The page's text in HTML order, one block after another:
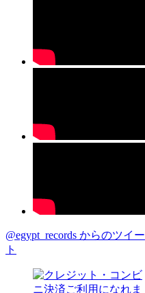
@egypt_records からのツイー
ト